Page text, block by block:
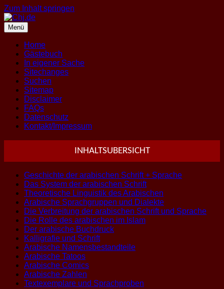
Zum Inhalt springen
Menü
Home
Gästebuch
In eigener Sache
Sitechanges
Suchen
Sitemap
Disclaimer
FAQs
Datenschutz
Kontakt/Impressum
INHALTSUBERSICHT
Geschichte der arabischen Schrift + Sprache
Das System der arabischen Schrift
Theoretische Linguistik des Arabischen
Arabische Sprachgruppen und Dialekte
Die Verbreitung der arabischen Schrift und Sprache
Die Rolle des arabischen im Islam
Der arabische Buchdruck
Kalligrafie und Schrift
Arabische Namensbestandteile
Arabische Tatoos
Arabische Comics
Arabische Zahlen
Textexemplare und Sprachproben